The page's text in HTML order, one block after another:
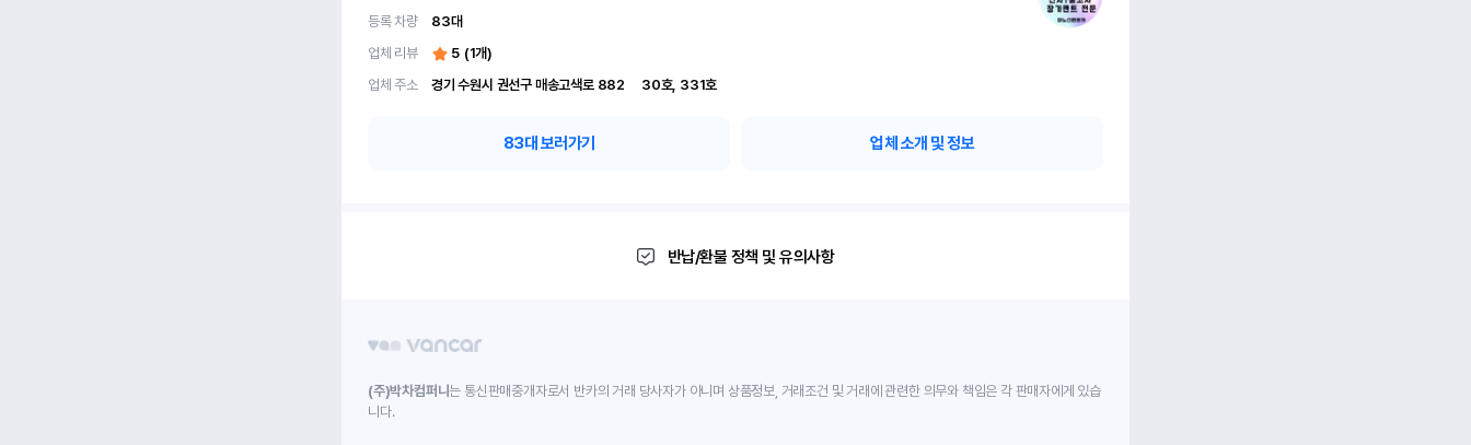
등록 차량 83대
업체 리뷰
5 (1개)
업체 주소
경기 수원시 권선구 매송고색로 882	30호, 331호
83대 보러가기 업체 소개 및 정보
반납/환불 정책 및 유의사항
(주)박차컴퍼니는 통신판매중개자로서 반카의 거래 당사자가 아니며 상품정보, 거래조건 및 거래에 관련한 의무와 책임은 각 판매자에게 있습
니다.